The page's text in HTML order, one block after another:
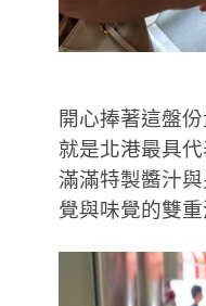
開心捧著這盤
就是北港最具
滿滿特製醬汁
覺與味覺的雙